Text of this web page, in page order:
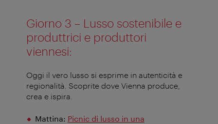
Giorno 3 – Lusso sostenibile e
produttrici e produttori
viennesi:
Oggi il vero lusso si esprime in autenticità e
regionalità. Scoprite dove Vienna produce,
crea e ispira
Mattina: Picnic di lusso in una